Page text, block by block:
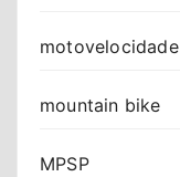
motovelocidade
mountain bike
MPSP